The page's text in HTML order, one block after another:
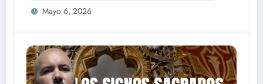
Mayo 6, 2026